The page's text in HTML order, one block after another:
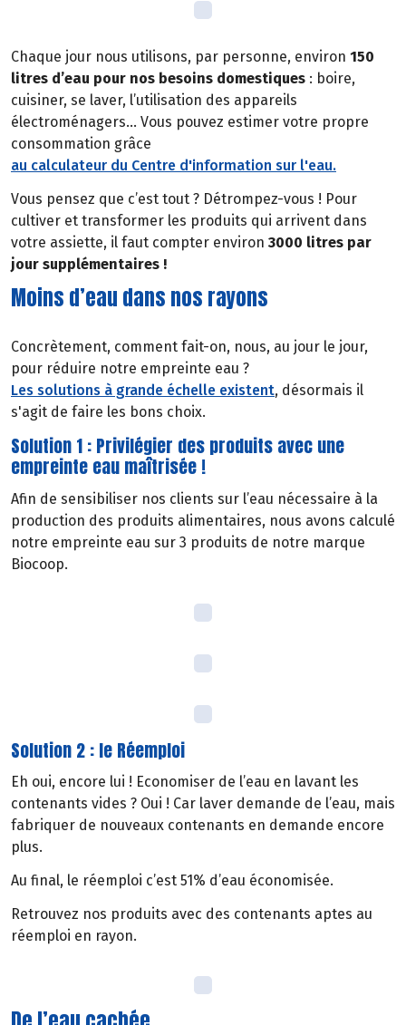
Chaque jour nous utilisons, par personne, environ 150
litres d’eau pour nos besoins domestiques : boire,
cuisiner, se laver, l’utilisation des appareils
électroménagers… Vous pouvez estimer votre propre
consommation grâce
au calculateur du Centre d'information sur l'eau.
Vous pensez que c’est tout ? Détrompez-vous ! Pour
cultiver et transformer les produits qui arrivent dans
votre assiette, il faut compter environ 3000 litres par
jour supplémentaires !
Moins d’eau dans nos rayons
Concrètement, comment fait-on, nous, au jour le jour,
pour réduire notre empreinte eau ?
Les solutions à grande échelle existent, désormais il
s'agit de faire les bons choix.
Solution 1 : Privilégier des produits avec une
empreinte eau maîtrisée !
Afin de sensibiliser nos clients sur l’eau nécessaire à la
production des produits alimentaires, nous avons calculé
notre empreinte eau sur 3 produits de notre marque
Biocoop.
Solution 2 : le Réemploi
Eh oui, encore lui ! Economiser de l’eau en lavant les
contenants vides ? Oui ! Car laver demande de l’eau, mais
fabriquer de nouveaux contenants en demande encore
plus.
Au final, le réemploi c’est 51% d’eau économisée.
Retrouvez nos produits avec des contenants aptes au
réemploi en rayon.